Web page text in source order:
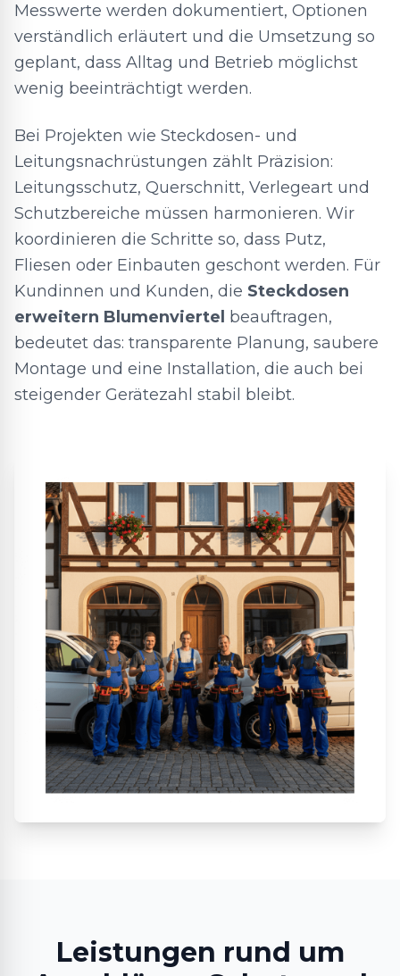
Messwerte werden dokumentiert, Optionen
verständlich erläutert und die Umsetzung so
geplant, dass Alltag und Betrieb möglichst
wenig beeinträchtigt werden.
Bei Projekten wie Steckdosen- und
Leitungsnachrüstungen zählt Präzision:
Leitungsschutz, Querschnitt, Verlegeart und
Schutzbereiche müssen harmonieren. Wir
koordinieren die Schritte so, dass Putz,
Fliesen oder Einbauten geschont werden. Für
Kundinnen und Kunden, die Steckdosen
erweitern Blumenviertel beauftragen,
bedeutet das: transparente Planung, saubere
Montage und eine Installation, die auch bei
steigender Gerätezahl stabil bleibt.
Leistungen rund um